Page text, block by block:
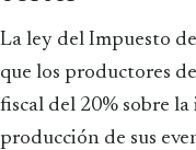
La ley del Impuesto
que los productores
fiscal del 20% sobre
producción de sus